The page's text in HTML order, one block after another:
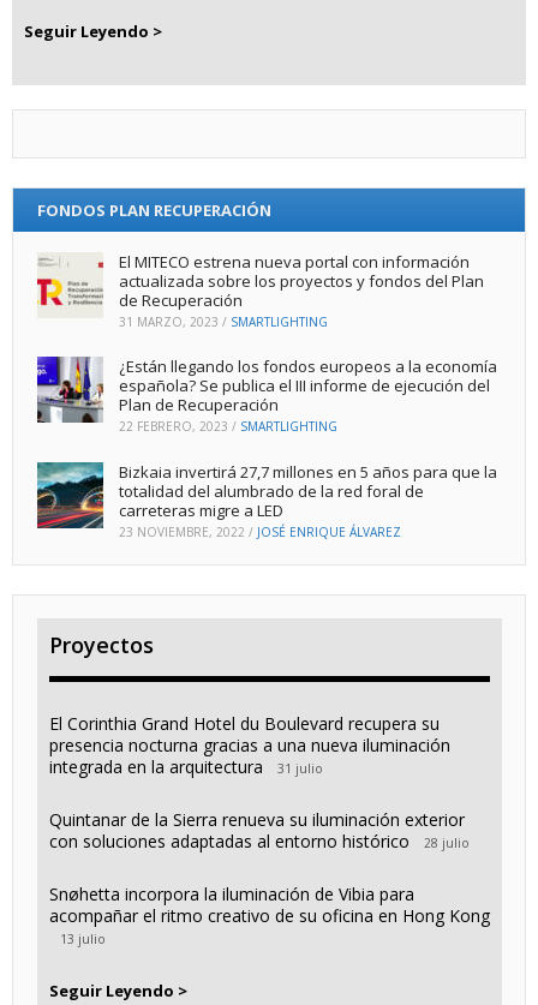
Seguir Leyendo >
FONDOS PLAN RECUPERACIÓN
El MITECO estrena nueva portal con información
actualizada sobre los proyectos y fondos del Plan
de Recuperación
31 MARZO, 2023 / SMARTLIGHTING
¿Están llegando los fondos europeos a la economía
española? Se publica el III informe de ejecución del
Plan de Recuperación
22 FEBRERO, 2023 / SMARTLIGHTING
Bizkaia invertirá 27,7 millones en 5 años para que la
totalidad del alumbrado de la red foral de
carreteras migre a LED
23 NOVIEMBRE, 2022 / JOSÉ ENRIQUE ÁLVAREZ
Proyectos
El Corinthia Grand Hotel du Boulevard recupera su
presencia nocturna gracias a una nueva iluminación
integrada en la arquitectura
31 julio
Quintanar de la Sierra renueva su iluminación exterior
con soluciones adaptadas al entorno histórico
28 julio
Snøhetta incorpora la iluminación de Vibia para
acompañar el ritmo creativo de su oficina en Hong Kong
13 julio
Seguir Leyendo >